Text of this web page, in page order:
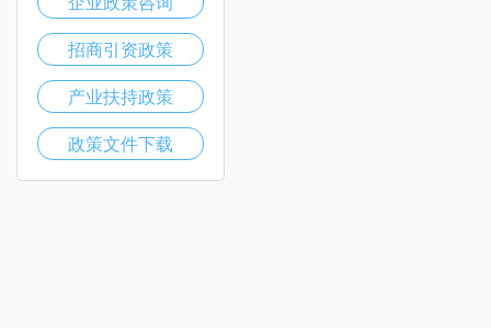
招商引资政策
产业扶持政策
政策文件下载